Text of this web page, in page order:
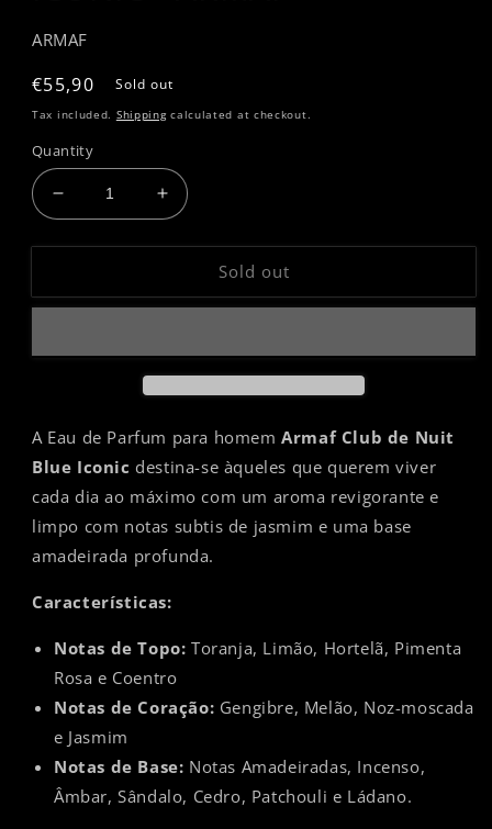
ARMAF
Regular
price
€55,90 Sold out
Tax included. Shippingcalculated at checkout.
Quantity
Decrease
quantity
for
DE
Increase
quantity
for
DE
Sold out
A Eau de Parfum para homemArmaf Club de Nuit
Blue Iconic destina-se àqueles que querem viver
cada dia ao máximo com um aroma revigorante e
limpo com notas subtis de jasmim e uma base
amadeirada profunda.
Características:
Notas de Topo: Toranja, Limão, Hortelã, Pimenta
Rosa e Coentro
Notas de Coração: Gengibre, Melão, Noz-moscada
e Jasmim
Notas de Base: Notas Amadeiradas, Incenso,
Âmbar, Sândalo, Cedro, Patchouli e Ládano.